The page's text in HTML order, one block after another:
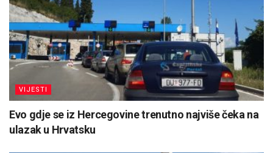
VIJESTI
Evo gdje se iz Hercegovine trenutno najviše čeka na
ulazak u Hrvatsku